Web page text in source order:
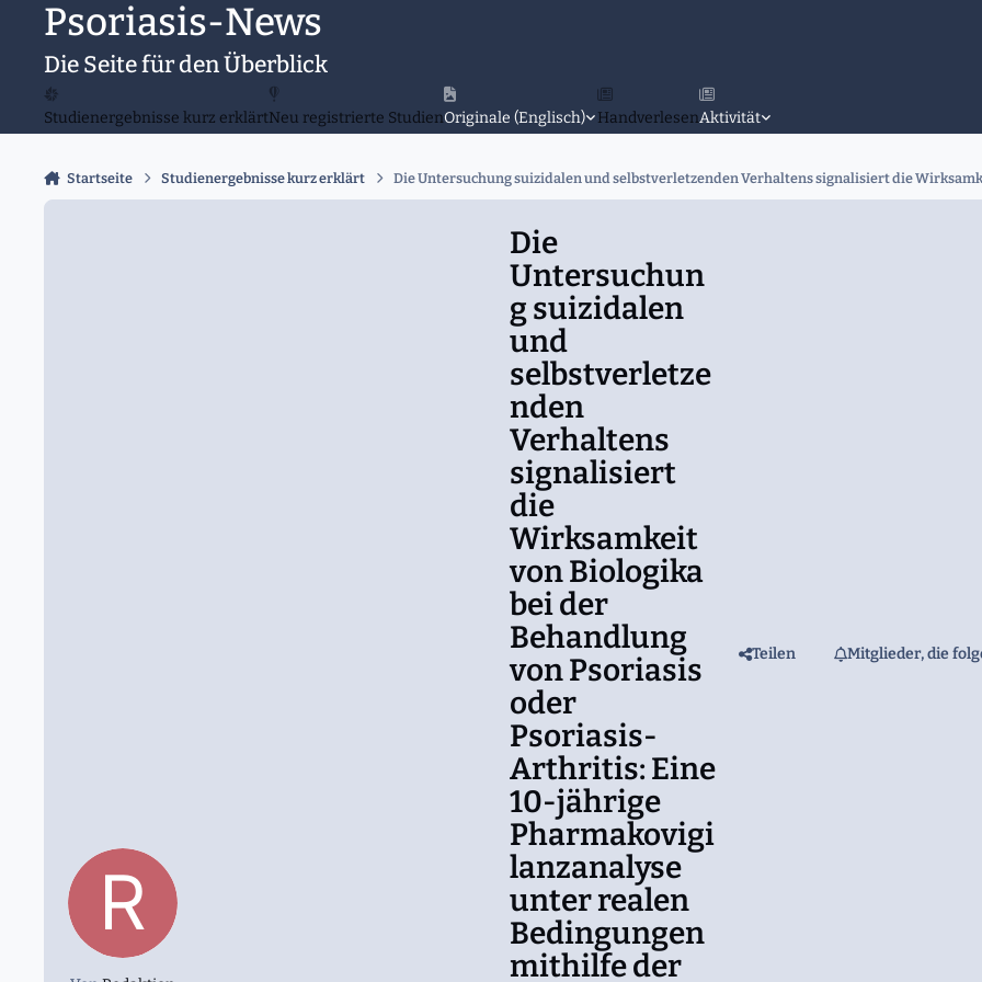
Zu Inhalt springen
Psoriasis-News
Die Seite für den Überblick
Studienergebnisse kurz erklärtNeu registrierte StudienOriginale (Englisch) HandverlesenAktivität
Startseite Studienergebnisse kurz erklärt Die Untersuchung suizidalen und selbstverletzenden Verhaltens signalisiert die
Die
Untersuchun
g suizidalen
und
selbstverletze
nden
Verhaltens
signalisiert
die
Wirksamkeit
von Biologika
bei der
Behandlung
von Psoriasis
oder
Psoriasis-
Arthritis: Eine
10-jährige
Pharmakovigi
lanzanalyse
unter realen
Bedingungen
mithilfe der
Teilen Mitglieder, die